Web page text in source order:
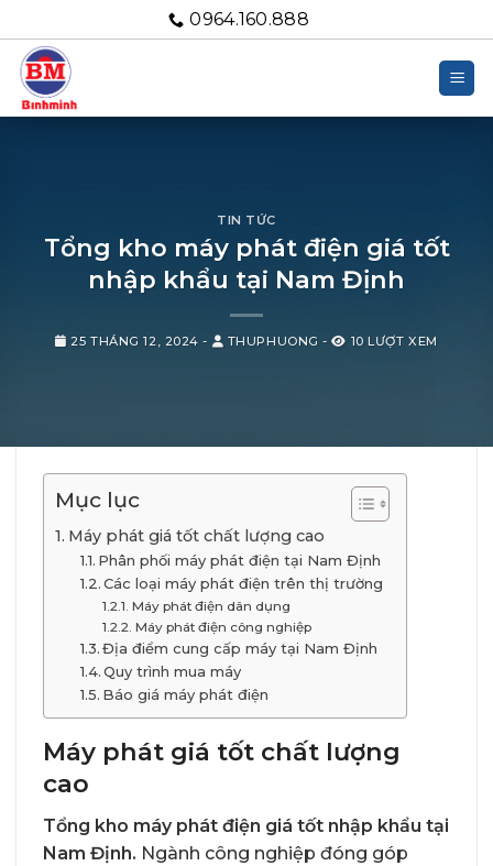
qua
nội
dung
0964.160.888
TIN TỨC
Tổng kho máy phát điện giá tốt
nhập khẩu tại Nam Định
25 THÁNG 12, 2024 - THUPHUONG - 10 LƯỢT XEM
Mục lục
Máy phát giá tốt chất lượng cao
Phân phối máy phát điện tại Nam Định
Các loại máy phát điện trên thị trường
Máy phát điện dân dụng
Máy phát điện công nghiệp
Địa điểm cung cấp máy tại Nam Định
Quy trình mua máy
Báo giá máy phát điện
Máy phát giá tốt chất lượng
cao
Tổng kho máy phát điện giá tốt nhập khẩu tại
Nam Định. Ngành công nghiệp đóng góp